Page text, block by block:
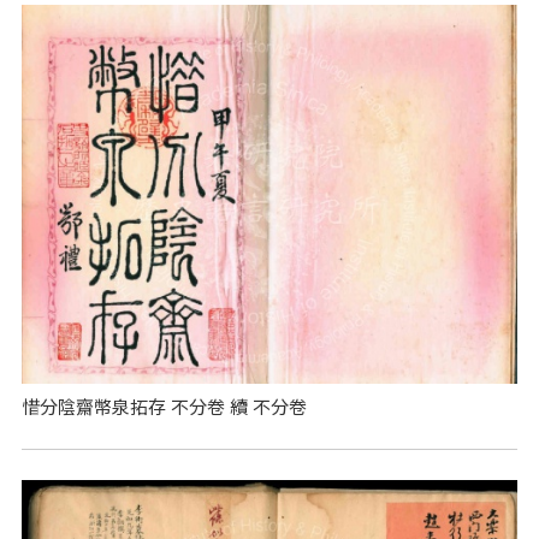
惜分陰齋幣泉拓存 不分卷 續 不分卷